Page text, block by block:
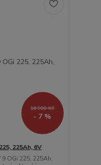
16 900 Kč
- 7 %
225Ah, 6V
OGi 225, 225Ah,